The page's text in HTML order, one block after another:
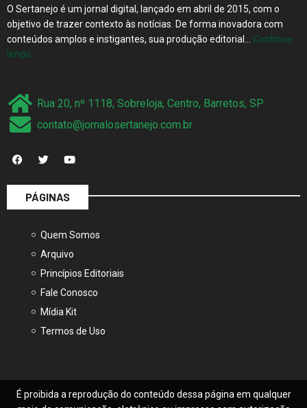
O Sertanejo é um jornal digital, lançado em abril de 2015, com o
objetivo de trazer contexto às notícias. De forma inovadora com
conteúdos amplos e instigantes, sua produção editorial… Continue
lendo…
Rua 20, nº 1118, Sobreloja, Centro, Barretos, SP
contato@jornalosertanejo.com.br
PÁGINAS
Quem Somos
Arquivo
Princípios Editoriais
Fale Conosco
Mídia Kit
Termos de Uso
É proibida a reprodução do conteúdo dessa página em qualquer